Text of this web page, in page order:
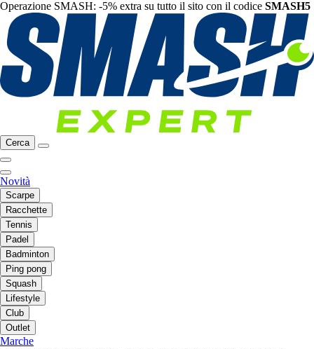
Operazione SMASH: -5% extra su tutto il sito con il codice SMASH5
Cerca
Novità
Scarpe
Racchette
Tennis
Padel
Badminton
Ping pong
Squash
Lifestyle
Club
Outlet
Marche